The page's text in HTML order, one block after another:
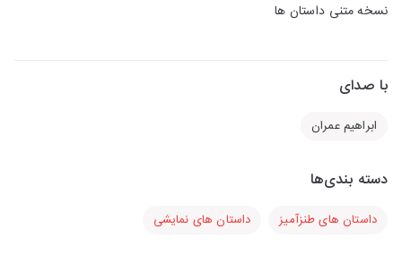
نسخه متنی داستان ها
با صدای
ابراهیم عمران
دسته بندی‌ها
داستان های طنزآمیز داستان های نمایشی